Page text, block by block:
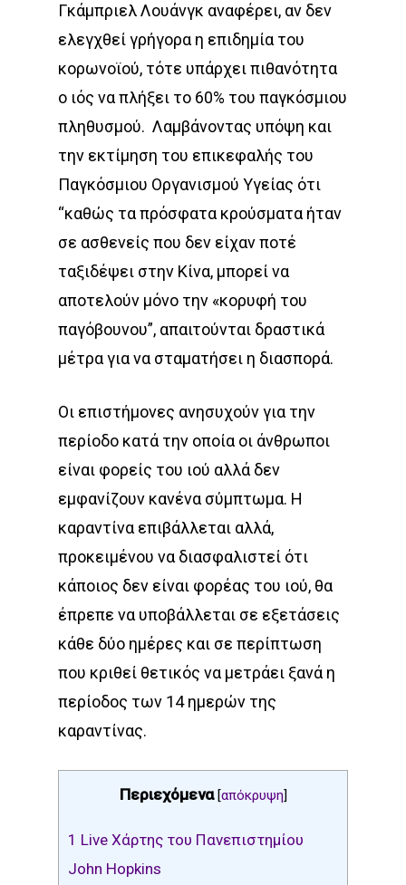
Γκάμπριελ Λουάνγκ αναφέρει, αν δεν
ελεγχθεί γρήγορα η επιδημία του
κορωνοϊού, τότε υπάρχει πιθανότητα
ο ιός να πλήξει το 60% του παγκόσμιου
πληθυσμού. Λαμβάνοντας υπόψη και
την εκτίμηση του επικεφαλής του
Παγκόσμιου Οργανισμού Υγείας ότι
“καθώς τα πρόσφατα κρούσματα ήταν
σε ασθενείς που δεν είχαν ποτέ
ταξιδέψει στην Κίνα, μπορεί να
αποτελούν μόνο την «κορυφή του
παγόβουνου”, απαιτούνται δραστικά
μέτρα για να σταματήσει η διασπορά.
Οι επιστήμονες ανησυχούν για την
περίοδο κατά την οποία οι άνθρωποι
είναι φορείς του ιού αλλά δεν
εμφανίζουν κανένα σύμπτωμα. Η
καραντίνα επιβάλλεται αλλά,
προκειμένου να διασφαλιστεί ότι
κάποιος δεν είναι φορέας του ιού, θα
έπρεπε να υποβάλλεται σε εξετάσεις
κάθε δύο ημέρες και σε περίπτωση
που κριθεί θετικός να μετράει ξανά η
περίοδος των 14 ημερών της
καραντίνας.
Περιεχόμενα [απόκρυψη]
1 Live Χάρτης του Πανεπιστημίου
John Hopkins